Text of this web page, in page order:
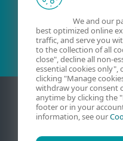
We and our
best optimized online
traffic, and serve you
to the collection of all
close", decline all non-
essential cookies only",
clicking "Manage
withdraw your consent
anytime by clicking the
footer or in your
information, see our